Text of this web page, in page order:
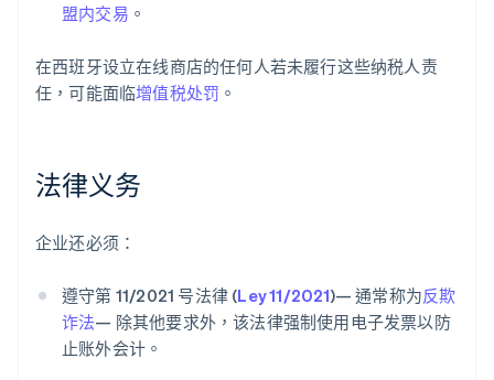
盟内交易 。
在西班牙设立在线商店的任何人若未履行这些纳税人责
任，可能面临增值税处罚 。
法律义务
企业还必须：
遵守第 11/2021 号法律 (Ley 11/2021)— 通常称为反欺
诈法— 除其他要求外，该法律强制使用电子发票以防
止账外会计。